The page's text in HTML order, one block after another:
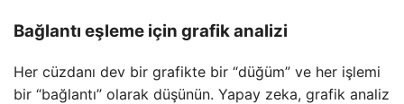
Bağlantı eşleme için grafik analizi
Her cüzdanı dev bir grafikte bir “düğüm” ve her işlemi
bir “bağlantı” olarak düşünün. Yapay zeka, grafik analiz